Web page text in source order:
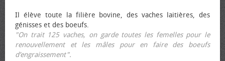
Il élève toute la filière bovine, des vaches laitières, des
génisses et des bœufs.
"On trait 125 vaches, on garde toutes les femelles pour le
renouvellement et les mâles pour en faire des bœufs
d’engraissement".